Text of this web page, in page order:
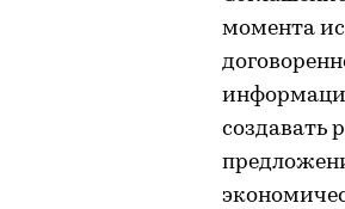
момента
создавать